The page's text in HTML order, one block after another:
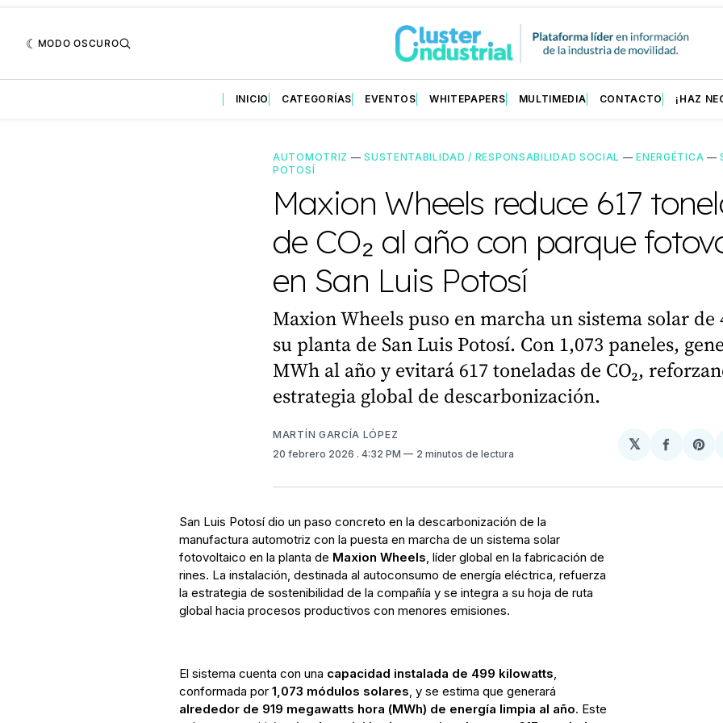
MODO OSCURO
INICIO CATEGORÍAS EVENTOS WHITEPAPERS MULTIMEDIA CONTACTO ¡HAZ
AUTOMOTRIZ —SUSTENTABILIDAD / RESPONSABILIDAD SOCIAL —ENERGÉTICA —
POTOSÍ
Maxion Wheels reduce 617
de CO₂ al año con parque
en San Luis Potosí
Maxion Wheels puso en marcha un sistema solar de
su planta de San Luis Potosí. Con 1,073 paneles,
MWh al año y evitará 617 toneladas de CO₂,
estrategia global de descarbonización.
MARTÍN GARCÍA LÓPEZ
20 febrero 2026 . 4:32 PM 2 minutos de lectura
𝕏
San Luis Potosí dio un paso concreto en la descarbonización de la
manufactura automotriz con la puesta en marcha de un sistema solar
fotovoltaico en la planta de Maxion Wheels, líder global en la fabricación de
rines. La instalación, destinada al autoconsumo de energía eléctrica, refuerza
la estrategia de sostenibilidad de la compañía y se integra a su hoja de ruta
global hacia procesos productivos con menores emisiones.
El sistema cuenta con una capacidad instalada de 499 kilowatts,
conformada por 1,073 módulos solares, y se estima que generará
alrededor de 919 megawatts hora (MWh) de energía limpia al año. Este